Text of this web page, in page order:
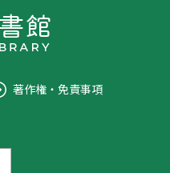
著作権・免責事項